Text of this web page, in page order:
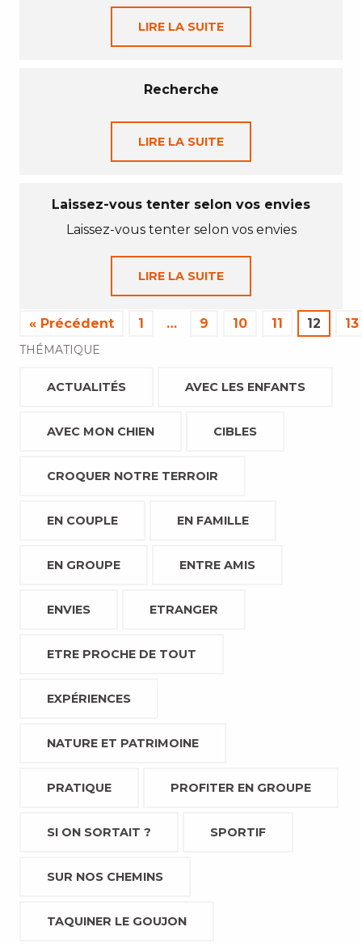
LIRE LA SUITE
Recherche
LIRE LA SUITE
Laissez-vous tenter selon vos envies
Laissez-vous tenter selon vos envies
LIRE LA SUITE
« Précédent 1 … 9 10 11 12 13
THÉMATIQUE
ACTUALITÉS AVEC LES ENFANTS
AVEC MON CHIEN CIBLES
CROQUER NOTRE TERROIR
EN COUPLE EN FAMILLE
EN GROUPE ENTRE AMIS
ENVIES ETRANGER
ETRE PROCHE DE TOUT
EXPÉRIENCES
NATURE ET PATRIMOINE
PRATIQUE PROFITER EN GROUPE
SI ON SORTAIT ? SPORTIF
SUR NOS CHEMINS
TAQUINER LE GOUJON